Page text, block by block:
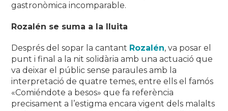
gastronòmica incomparable.
Rozalén se suma a la lluita
Després del sopar la cantant Rozalén, va posar el
punt i final a la nit solidària amb una actuació que
va deixar el públic sense paraules amb la
interpretació de quatre temes, entre ells el famós
«Comiéndote a besos» que fa referència
precisament a l’estigma encara vigent dels malalts